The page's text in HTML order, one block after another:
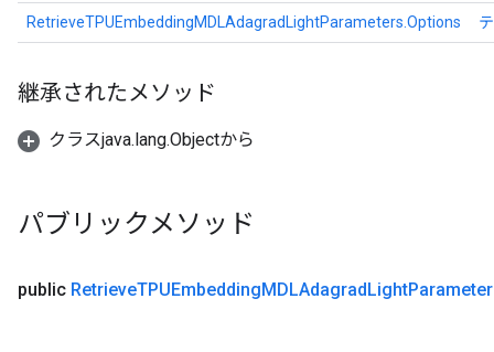
RetrieveTPUEmbeddingMDLAdagradLightParameters.Options
継承されたメソッド
クラスjava.lang.Objectから
パブリックメソッド
public RetrieveTPUEmbeddingMDLAdagradLight